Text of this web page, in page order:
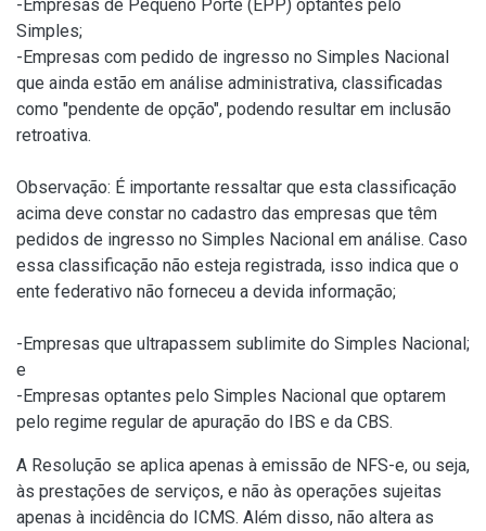
-Empresas de Pequeno Porte (EPP) optantes pelo
Simples;
-Empresas com pedido de ingresso no Simples Nacional
que ainda estão em análise administrativa, classificadas
como "pendente de opção", podendo resultar em inclusão
retroativa.
Observação: É importante ressaltar que esta classificação
acima deve constar no cadastro das empresas que têm
pedidos de ingresso no Simples Nacional em análise. Caso
essa classificação não esteja registrada, isso indica que o
ente federativo não forneceu a devida informação;
-Empresas que ultrapassem sublimite do Simples Nacional;
e
-Empresas optantes pelo Simples Nacional que optarem
pelo regime regular de apuração do IBS e da CBS.
A Resolução se aplica apenas à emissão de NFS-e, ou seja,
às prestações de serviços, e não às operações sujeitas
apenas à incidência do ICMS. Além disso, não altera as